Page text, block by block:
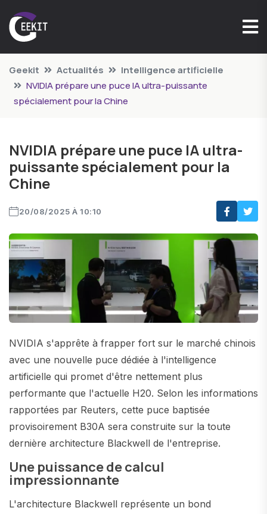
Geekit Actualités
Intelligence artificielle
NVIDIA prépare une puce IA ultra-puissante
spécialement pour la Chine
NVIDIA prépare une puce IA ultra-
puissante spécialement pour la
Chine
20/08/2025 À 10:10
NVIDIA s'apprête à frapper fort sur le marché chinois
avec une nouvelle puce dédiée à l'intelligence
artificielle qui promet d'être nettement plus
performante que l'actuelle H20. Selon les informations
rapportées par Reuters, cette puce baptisée
provisoirement B30A sera construite sur la toute
dernière architecture Blackwell de l'entreprise.
Une puissance de calcul
impressionnante
L'architecture Blackwell représente un bond